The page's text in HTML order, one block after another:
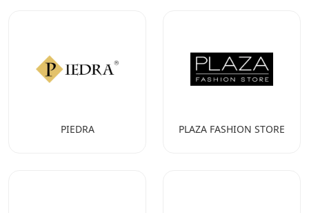
PIEDRA PLAZA FASHION STORE